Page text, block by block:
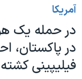
محتوای
اصلی
جهش
به
صفحه
موضوع ها
ایران
آمریکا
جهان
برنامه های
جدول برنامه ها
صفحه‌های ویژه
آمريکا
در حمله یک
در پاکستان،
فیلیپینی